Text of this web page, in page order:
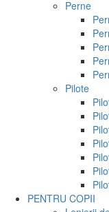
Perne
Pilote
PENTRU COPII